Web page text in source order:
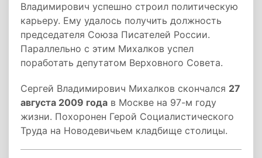
Владимирович успешно строил политическую
карьеру. Ему удалось получить должность
председателя Союза Писателей России.
Параллельно с этим Михалков успел
поработать депутатом Верховного Совета.
Сергей Владимирович Михалков скончался 27
августа 2009 года в Москве на 97-м году
жизни. Похоронен Герой Социалистического
Труда на Новодевичьем кладбище столицы.